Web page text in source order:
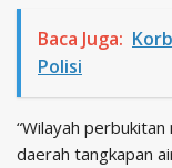
Baca Juga:
Polisi
“Wilayah
daerah tangkapan